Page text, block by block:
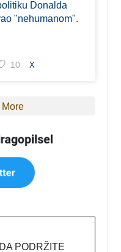
Donalda
"nehumanom".
10 X
More
PODRŽITE